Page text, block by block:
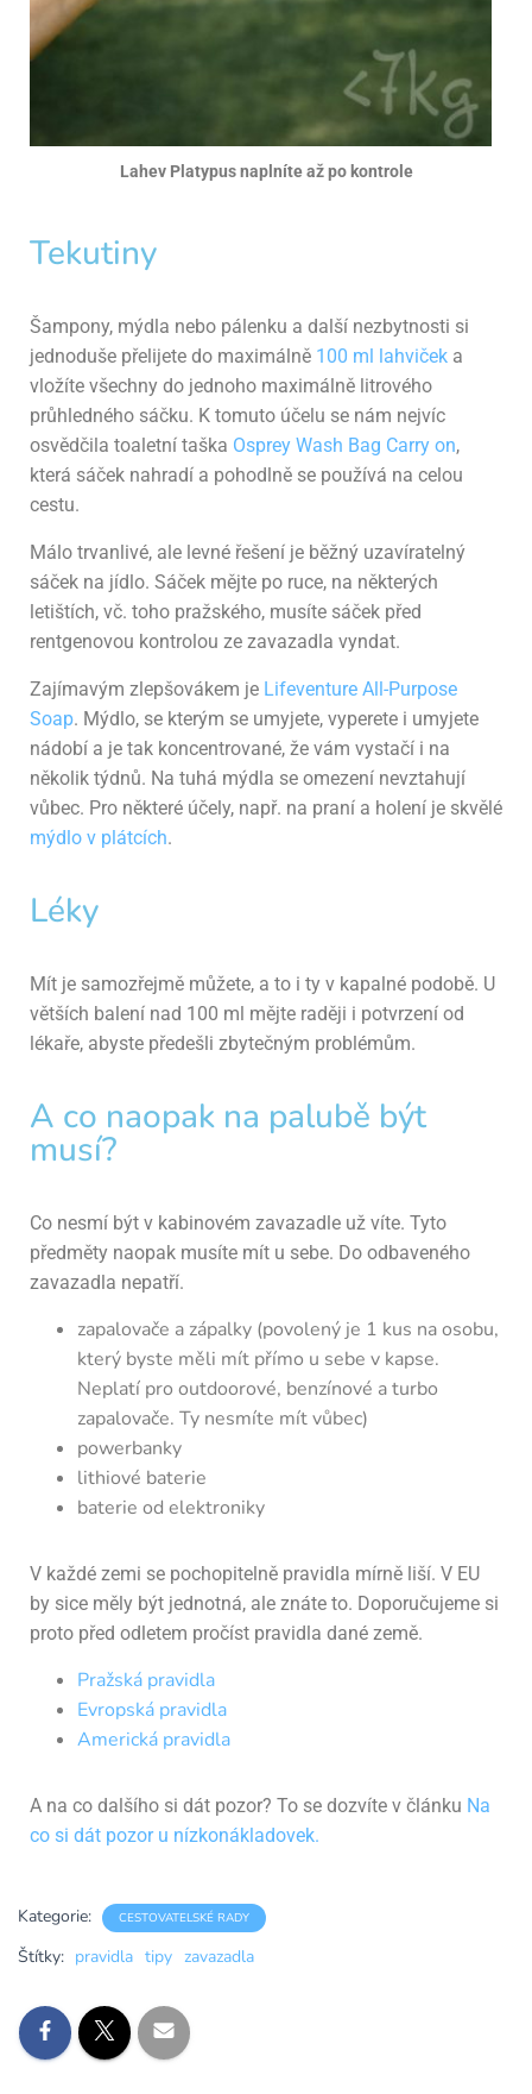
Lahev Platypus naplníte až po kontrole
Tekutiny
Šampony, mýdla nebo pálenku a další nezbytnosti si
jednoduše přelijete do maximálně 100 ml lahviček a
vložíte všechny do jednoho maximálně litrového
průhledného sáčku. K tomuto účelu se nám nejvíc
osvědčila toaletní taška Osprey Wash Bag Carry on,
která sáček nahradí a pohodlně se používá na celou
cestu.
Málo trvanlivé, ale levné řešení je běžný uzavíratelný
sáček na jídlo. Sáček mějte po ruce, na některých
letištích, vč. toho pražského, musíte sáček před
rentgenovou kontrolou ze zavazadla vyndat.
Zajímavým zlepšovákem je Lifeventure All-Purpose
Soap. Mýdlo, se kterým se umyjete, vyperete i umyjete
nádobí a je tak koncentrované, že vám vystačí i na
několik týdnů. Na tuhá mýdla se omezení nevztahují
vůbec. Pro některé účely, např. na praní a holení je skvělé
mýdlo v plátcích.
Léky
Mít je samozřejmě můžete, a to i ty v kapalné podobě. U
větších balení nad 100 ml mějte raději i potvrzení od
lékaře, abyste předešli zbytečným problémům.
A co naopak na palubě být
musí?
Co nesmí být v kabinovém zavazadle už víte. Tyto
předměty naopak musíte mít u sebe. Do odbaveného
zavazadla nepatří.
zapalovače a zápalky (povolený je 1 kus na osobu,
který byste měli mít přímo u sebe v kapse.
Neplatí pro outdoorové, benzínové a turbo
zapalovače. Ty nesmíte mít vůbec)
powerbanky
lithiové baterie
baterie od elektroniky
V každé zemi se pochopitelně pravidla mírně liší. V EU
by sice měly být jednotná, ale znáte to. Doporučujeme si
proto před odletem pročíst pravidla dané země.
Pražská pravidla
Evropská pravidla
Americká pravidla
A na co dalšího si dát pozor? To se dozvíte v článku Na
co si dát pozor u nízkonákladovek.
Kategorie: CESTOVATELSKÉ RADY
Štítky: pravidla tipy zavazadla